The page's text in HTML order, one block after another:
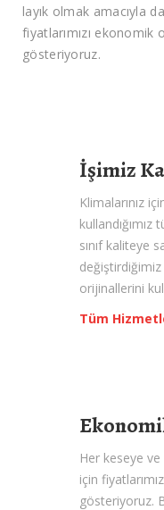
layık olmak amacıyla
fiyatlarımızı
gösteriyoruz.
İşimiz
Klimalarınız
kullandığımız
sınıf kaliteye
değiştirdiğimiz
orijinallerini
Tüm
Her keseye
için
gösteriyoruz.